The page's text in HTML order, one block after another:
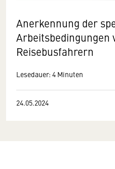
Anerkennung der
Arbeitsbedingungen
Reisebusfahrern
Lesedauer: 4 Minuten
24.05.2024